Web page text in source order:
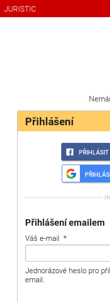
JURISTIC
Přihlášení
PŘIHLÁSIT
Přihlášení emailem
Váš e-mail
Jednorázové heslo pro
email.